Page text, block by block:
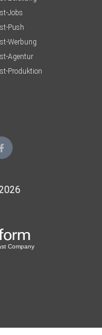
Jobs
Push
Werbung
Agentur
Produktion